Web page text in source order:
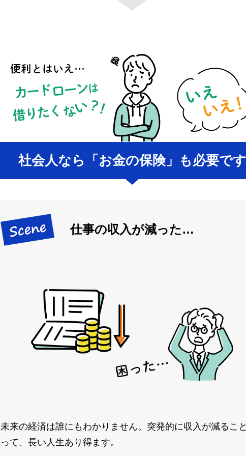
社会人なら「お金の保険」も必要です
仕事の収入が減った…
未来の経済は誰にもわかりません。突発的に収入が減るこ
って、長い人生あり得ます。